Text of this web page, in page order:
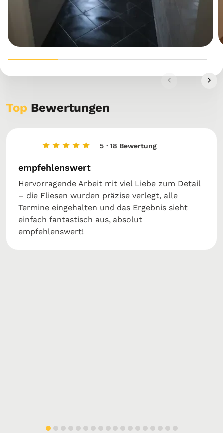
Top Bewertungen
5 · 18 Bewertung
empfehlenswert
Hervorragende Arbeit mit viel Liebe zum Detail
– die Fliesen wurden präzise verlegt, alle
Termine eingehalten und das Ergebnis sieht
einfach fantastisch aus, absolut
empfehlenswert!